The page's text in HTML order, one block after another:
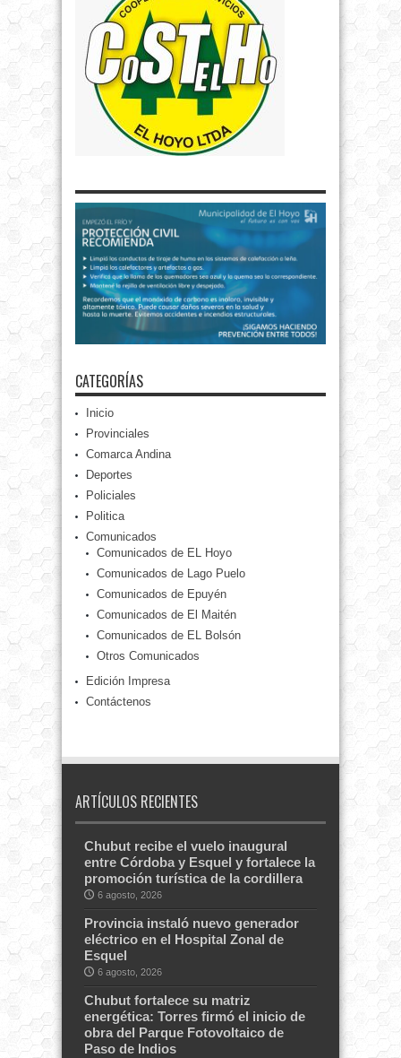
CATEGORÍAS
Inicio
Provinciales
Comarca Andina
Deportes
Policiales
Politica
Comunicados
Comunicados de EL Hoyo
Comunicados de Lago Puelo
Comunicados de Epuyén
Comunicados de El Maitén
Comunicados de EL Bolsón
Otros Comunicados
Edición Impresa
Contáctenos
ARTÍCULOS RECIENTES
Chubut recibe el vuelo inaugural
entre Córdoba y Esquel y fortalece la
promoción turística de la cordillera
6 agosto, 2026
Provincia instaló nuevo generador
eléctrico en el Hospital Zonal de
Esquel
6 agosto, 2026
Chubut fortalece su matriz
energética: Torres firmó el inicio de
obra del Parque Fotovoltaico de
Paso de Indios